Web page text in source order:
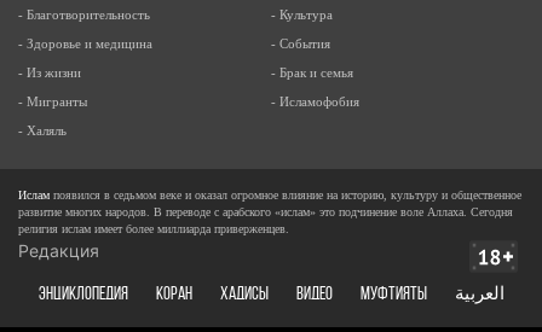
- Благотворительность
- Здоровье и медицина
- Из жизни
- Мигранты
- Халяль
- Культура
- События
- Брак и семья
- Исламофобия
Ислам появился в седьмом веке и оказал огромное влияние на историю, культуру и общественное
развитие многих народов. В переводе с арабского «ислам» это подчинение воле Аллаха. Сегодня
религия ислам имеет более миллиарда приверженцев.
Редакция
ЭНЦИКЛОПЕДИЯ КОРАН ХАДИСЫ ВИДЕО Муфтияты العربية